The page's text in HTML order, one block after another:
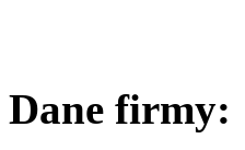
Dane firmy: